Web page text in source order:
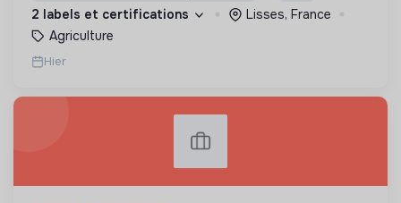
2 labels et certifications
Lisses, France
Agriculture
Hier